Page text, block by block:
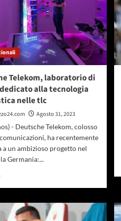
Telekom, laboratorio di
alla tecnologia
nelle tlc
Agosto 31, 2023
- Deutsche Telekom, colosso
ha recentemente
a un ambizioso progetto nel
Germania:...
Leggi
su
Deutsche